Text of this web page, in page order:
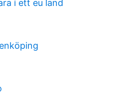
i ett eu land